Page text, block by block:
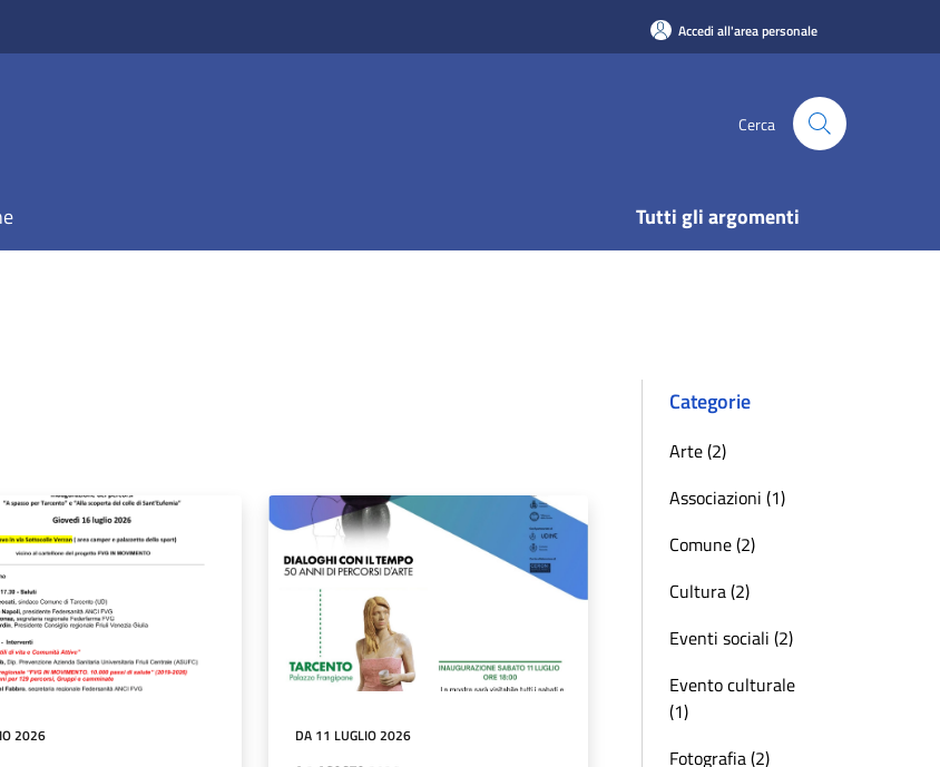
Accedi all'area personale
Cerca
Tutti gli argomenti
2026
DA 11 LUGLIO 2026
Categorie
Arte (2)
Associazioni (1)
Comune (2)
Cultura (2)
Eventi sociali (2)
Evento culturale
(1)
Fotografia (2)